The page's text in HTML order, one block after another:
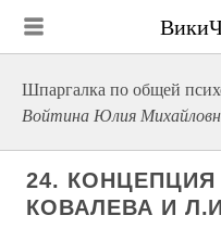
Шпаргалка по общей
Войтина Юлия
24.
КОВАЛЕВА И